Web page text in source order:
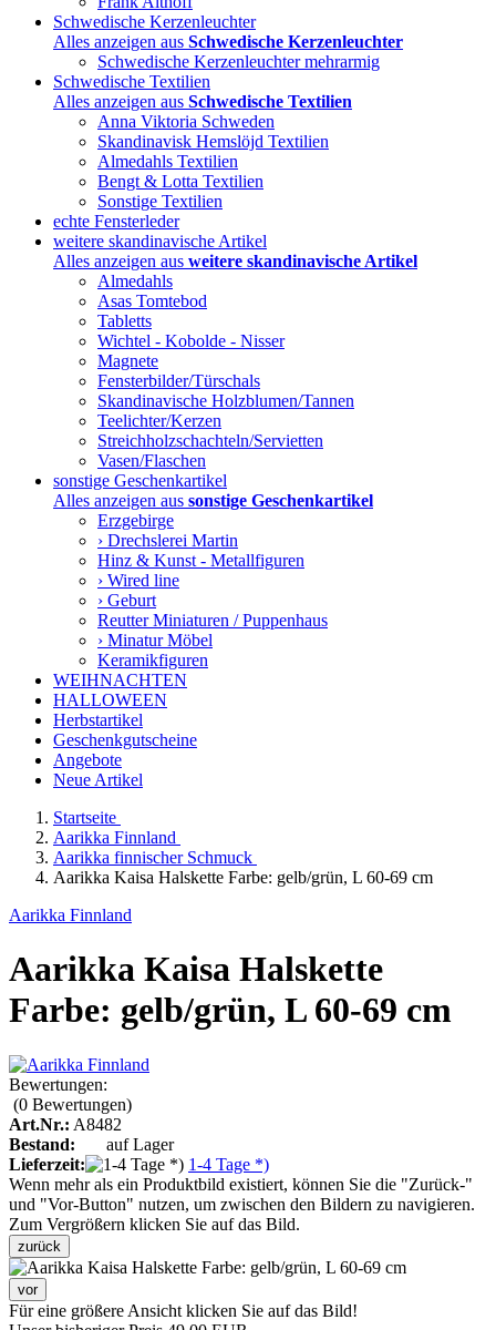
Schwedische Kerzenleuchter
Alles anzeigen aus Schwedische Kerzenleuchter
Schwedische Kerzenleuchter mehrarmig
Schwedische Textilien
Alles anzeigen aus Schwedische Textilien
Anna Viktoria Schweden
Skandinavisk Hemslöjd Textilien
Almedahls Textilien
Bengt & Lotta Textilien
Sonstige Textilien
echte Fensterleder
weitere skandinavische Artikel
Alles anzeigen aus weitere skandinavische Artikel
Almedahls
Asas Tomtebod
Tabletts
Wichtel - Kobolde - Nisser
Magnete
Fensterbilder/Türschals
Skandinavische Holzblumen/Tannen
Teelichter/Kerzen
Streichholzschachteln/Servietten
Vasen/Flaschen
sonstige Geschenkartikel
Alles anzeigen aus sonstige Geschenkartikel
Erzgebirge
› Drechslerei Martin
Hinz & Kunst - Metallfiguren
› Wired line
› Geburt
Reutter Miniaturen / Puppenhaus
› Minatur Möbel
Keramikfiguren
WEIHNACHTEN
HALLOWEEN
Herbstartikel
Geschenkgutscheine
Angebote
Neue Artikel
Startseite
Aarikka Finnland
Aarikka finnischer Schmuck
Aarikka Kaisa Halskette Farbe: gelb/grün, L 60-69 cm
Aarikka Finnland
Aarikka Kaisa Halskette
Farbe: gelb/grün, L 60-69 cm
Bewertungen:
(0 Bewertungen)
Art.Nr.: A8482
Bestand:
auf Lager
Lieferzeit:
1-4 Tage *)
Wenn mehr als ein Produktbild existiert, können Sie die "Zurück-"
und "Vor-Button" nutzen, um zwischen den Bildern zu navigieren.
Zum Vergrößern klicken Sie auf das Bild.
zurück
vor
Für eine größere Ansicht klicken Sie auf das Bild!